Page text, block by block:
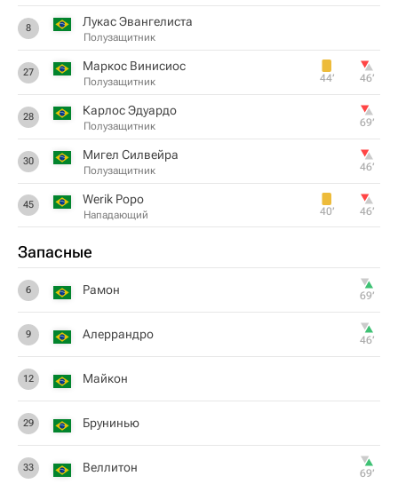
8 Лукас Эвангелиста
Полузащитник
27 Маркос Винисиос
Полузащитник 44‎’‎ 46‎’‎
28 Карлос Эдуардо
Полузащитник 69‎’‎
30 Мигел Силвейра
Полузащитник 46‎’‎
45 Werik Popo
Нападающий 40‎’‎ 46‎’‎
Запасные
6 Рамон 69‎’‎
9 Алеррандро 46‎’‎
12 Майкон
29 Брунинью
33 Веллитон 69‎’‎